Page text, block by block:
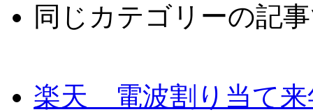
同じカテゴリーの記
楽天 電波割り当て